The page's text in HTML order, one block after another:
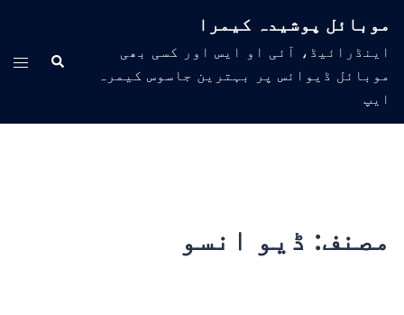
موبائل پوشیدہ کیمرا
اینڈرائیڈ، آئی او ایس اور کسی بھی
موبائل ڈیوائس پر بہترین جاسوس کیمرہ
ایپ
مصنف: ڈیو انسو